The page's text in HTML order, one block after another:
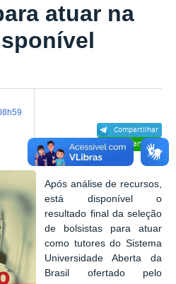
atuar na
Compartilhar
Compartilhar
Após análise de recursos,
está disponível o
resultado final da seleção
de bolsistas para atuar
como tutores do Sistema
Universidade Aberta da
Brasil ofertado pelo